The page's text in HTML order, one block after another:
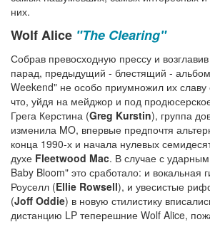
них.
Wolf Alice "The Clearing"
Собрав превосходную прессу и
парад, предыдущий - блестящий -
Weekend" не особо приумножил их славу
что, уйдя на мейджор и под
Грега Керстина (Greg Kurstin), группа
изменила MO, впервые предпочтя
конца 1990-х и начала нулевых
духе Fleetwood Mac. В случае с
Baby Bloom" это сработало: и вокальная
Роуселл (Ellie Rowsell), и увесистые
(Joff Oddie) в новую стилистику
дистанцию LP теперешние Wolf Alice,